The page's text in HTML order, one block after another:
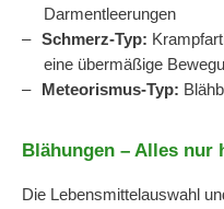
Darmentleerungen
Schmerz-Typ:
eine übermäßige
Meteorismus-Typ:
Blähungen – Alles nur
Die Lebensmittelauswahl